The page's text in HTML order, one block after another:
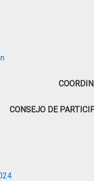
CONSEJO DE